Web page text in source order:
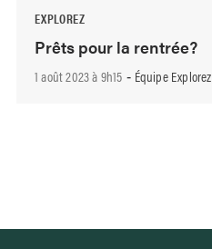
EXPLOREZ
Prêts pour la rentrée?
1 août 2023 à 9h15 - Équipe Explorez